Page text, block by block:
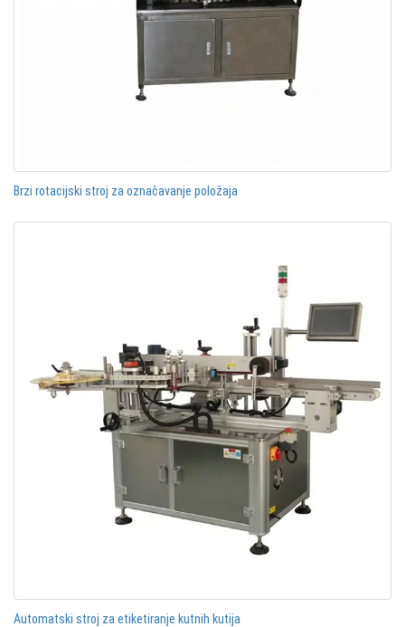
Brzi rotacijski stroj za označavanje položaja
Automatski stroj za etiketiranje kutnih kutija